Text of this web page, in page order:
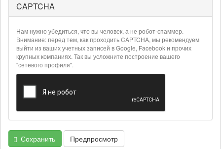
Более
подробная
информация
текстовых
форматах
CAPTCHA
Нам нужно убедиться, что вы человек, а не робот-спаммер.
Внимание: перед тем, как проходить CAPTCHA, мы рекомендуем
выйти из ваших учетных записей в Google, Facebook и прочих
крупных компаниях. Так вы усложните построение вашего
"сетевого профиля".
Сохранить Предпросмотр